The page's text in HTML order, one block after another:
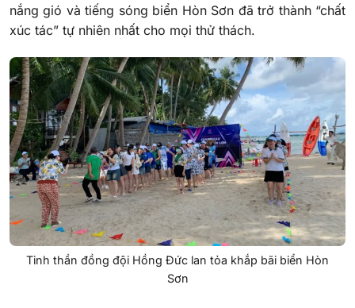
nắng gió và tiếng sóng biển Hòn Sơn đã trở thành “chất
xúc tác” tự nhiên nhất cho mọi thử thách.
Tinh thần đồng đội Hồng Đức lan tỏa khắp bãi biển Hòn
Sơn